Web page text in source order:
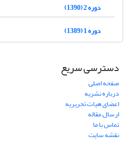
دوره 2 (1390)
دوره 1 (1389)
دسترسی سریع
صفحه اصلی
درباره نشریه
اعضای هیات تحریریه
ارسال مقاله
تماس با ما
نقشه سایت